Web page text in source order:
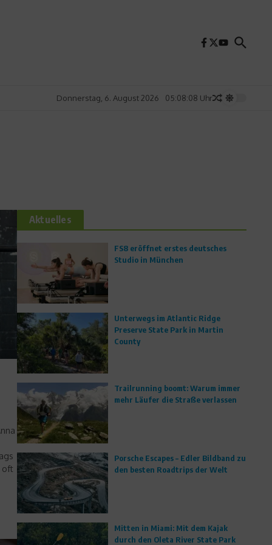
Donnerstag, 6. August 2026 05:08:09 Uhr
oft
Aktuelles
FS8 eröffnet erstes deutsches
Studio in München
Unterwegs im Atlantic Ridge
Preserve State Park in Martin
County
Trailrunning boomt: Warum immer
mehr Läufer die Straße verlassen
Porsche Escapes – Edler Bildband zu
den besten Roadtrips der Welt
Mitten in Miami: Mit dem Kajak
durch den Oleta River State Park